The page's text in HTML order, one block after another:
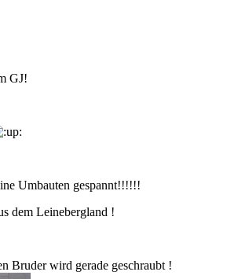
GJ!
Umbauten gespannt!!!!!!
dem Leinebergland !
Bruder wird gerade geschraubt !